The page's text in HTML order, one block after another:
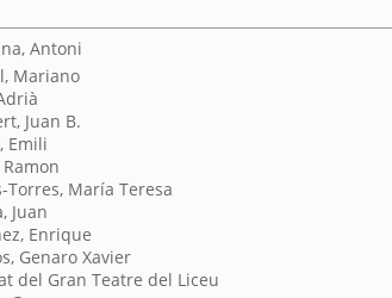
Antoni
Mariano
Juan B.
Emili
Torres, María Teresa
Juan
Enrique
Genaro Xavier
del Gran Teatre del Liceu